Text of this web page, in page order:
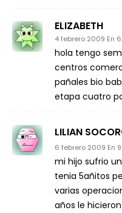
ELIZABETH
4 febrero 2009 En
hola tengo
centros
pañales bio
etapa cuatro
LILIAN
6 febrero 2009 En
mi hijo sufrio
tenia 5añitos
varias
años le